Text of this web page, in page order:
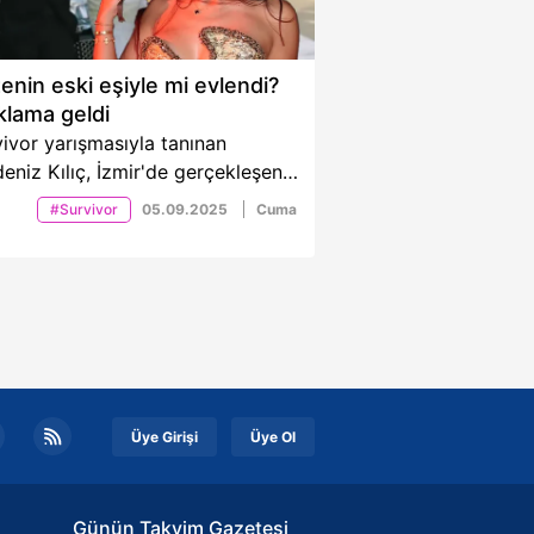
eski eşiyle mi evlendi?
geldi
yarışmasıyla tanınan
Kılıç, İzmir'de gerçekleşen
gündemde. Amcasının
boşandığı eşiyle evlendiği
#Survivor 05.09.2025 Cuma
Üye Girişi Üye Ol
Günün Takvim Gazetesi